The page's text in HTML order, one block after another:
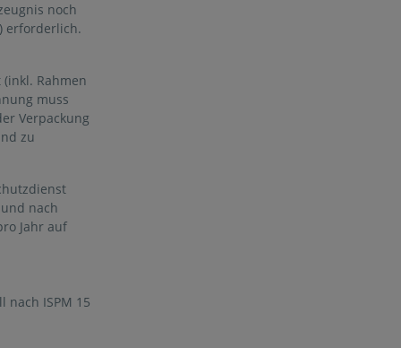
noch
erforderlich.
Rahmen
muss
Verpackung
zu
nach
Jahr auf
nach ISPM 15